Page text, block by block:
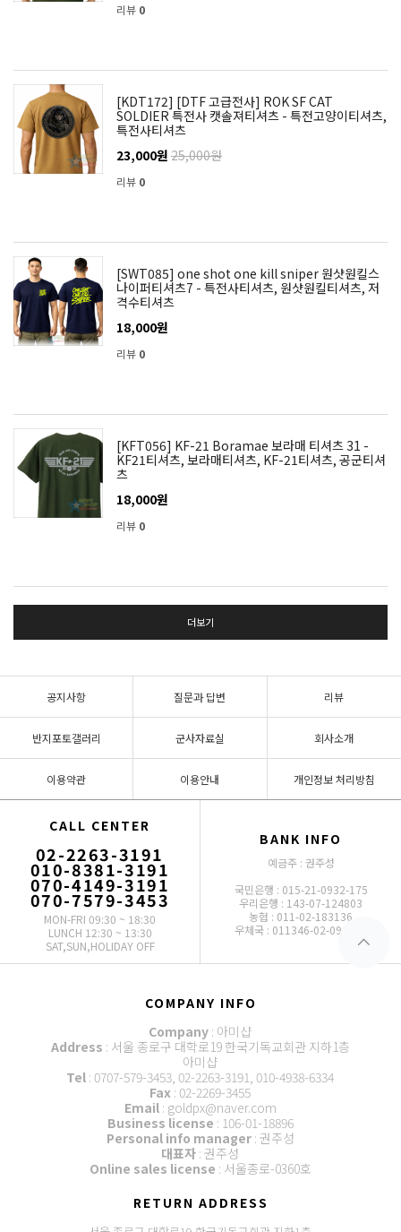
리뷰 0
[KDT172] [DTF 고급전사] ROK SF CAT
SOLDIER 특전사 캣솔져티셔츠 - 특전고양이티셔츠,
특전사티셔츠
23,000원 25,000원
리뷰 0
[SWT085] one shot one kill sniper 원샷원킬스
나이퍼티셔츠7 - 특전사티셔츠, 원샷원킬티셔츠, 저
격수티셔츠
18,000원
리뷰 0
[KFT056] KF-21 Boramae 보라매 티셔츠 31 -
KF21티셔츠, 보라매티셔츠, KF-21티셔츠, 공군티셔
츠
18,000원
리뷰 0
더보기
공지사항 질문과 답변 리뷰
반지포토갤러리 군사자료실 회사소개
이용약관 이용안내 개인정보 처리방침
CALL CENTER
02-2263-3191
010-8381-3191
070-4149-3191
070-7579-3453
MON-FRI 09:30 ~ 18:30
LUNCH 12:30 ~ 13:30
SAT,SUN,HOLIDAY OFF
BANK INFO
예금주 : 권주성
국민은행 : 015-21-0932-175
우리은행 : 143-07-124803
농협 : 011-02-183136
우체국 : 011346-02-093772
COMPANY INFO
Company : 아미샵
Address : 서울 종로구 대학로19 한국기독교회관 지하1층
아미샵
Tel : 0707-579-3453, 02-2263-3191, 010-4938-6334
Fax : 02-2269-3455
Email: goldpx@naver.com
Business license : 106-01-18896
Personal info manager: 권주성
대표자 : 권주성
Online sales license : 서울종로-0360호
RETURN ADDRESS